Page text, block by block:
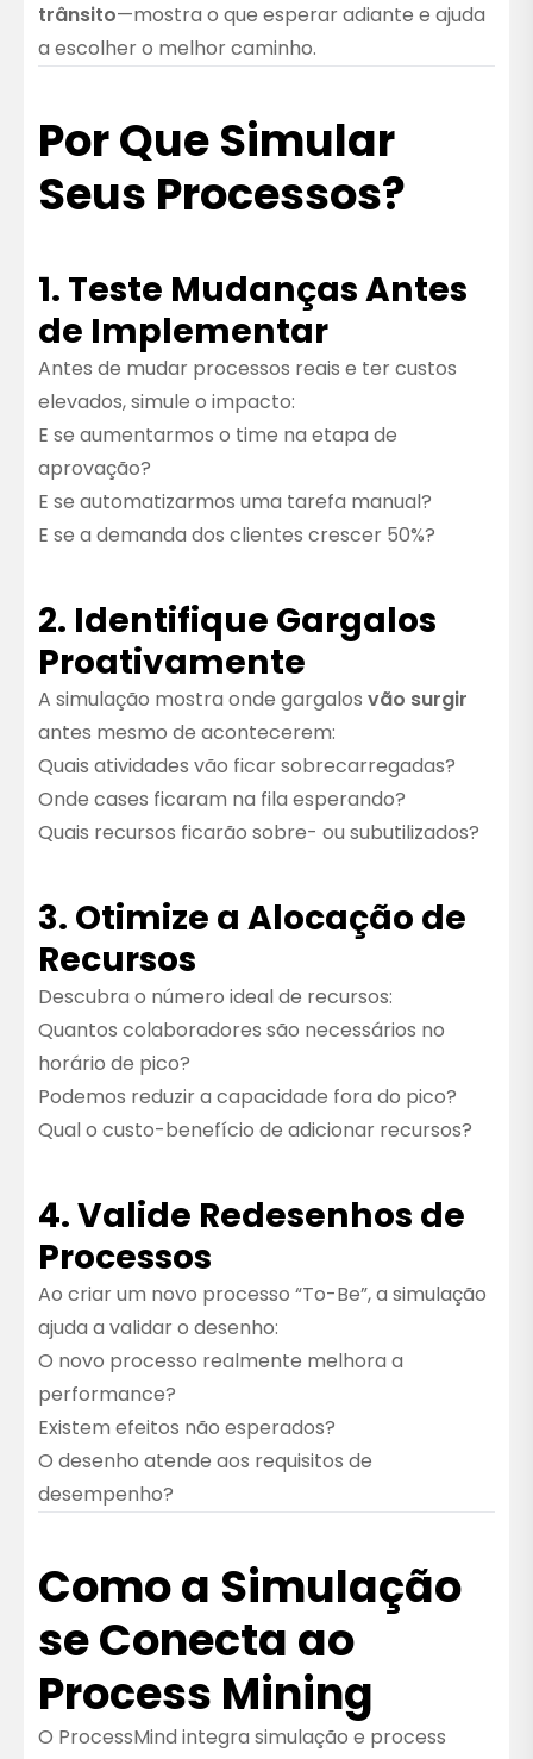
trânsito—mostra o que esperar adiante e ajuda
a escolher o melhor caminho.
Por Que Simular
Seus Processos?
1. Teste Mudanças Antes
de Implementar
Antes de mudar processos reais e ter custos
elevados, simule o impacto:
E se aumentarmos o time na etapa de
aprovação?
E se automatizarmos uma tarefa manual?
E se a demanda dos clientes crescer 50%?
2. Identifique Gargalos
Proativamente
A simulação mostra onde gargalos vão surgir
antes mesmo de acontecerem:
Quais atividades vão ficar sobrecarregadas?
Onde cases ficaram na fila esperando?
Quais recursos ficarão sobre- ou subutilizados?
3. Otimize a Alocação de
Recursos
Descubra o número ideal de recursos:
Quantos colaboradores são necessários no
horário de pico?
Podemos reduzir a capacidade fora do pico?
Qual o custo-benefício de adicionar recursos?
4. Valide Redesenhos de
Processos
Ao criar um novo processo “To-Be”, a simulação
ajuda a validar o desenho:
O novo processo realmente melhora a
performance?
Existem efeitos não esperados?
O desenho atende aos requisitos de
desempenho?
Como a Simulação
se Conecta ao
Process Mining
O ProcessMind integra simulação e process